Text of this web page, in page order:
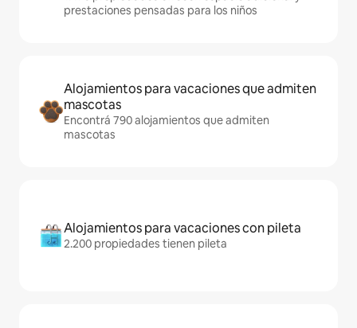
prestaciones pensadas para los niños
Alojamientos para vacaciones que admiten
mascotas
Encontrá 790 alojamientos que admiten
mascotas
Alojamientos para vacaciones con pileta
2.200 propiedades tienen pileta